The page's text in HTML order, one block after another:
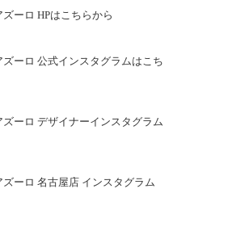
ーロ HPはこちらから
ーロ 公式インスタグラムはこち
ーロ デザイナーインスタグラム
ーロ 名古屋店 インスタグラム